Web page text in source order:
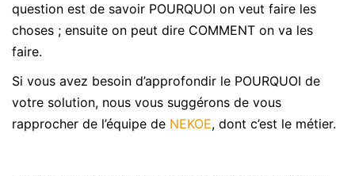
question est de savoir POURQUOI on veut faire les
choses ; ensuite on peut dire COMMENT on va les
faire.
Si vous avez besoin d’approfondir le POURQUOI de
votre solution, nous vous suggérons de vous
rapprocher de l’équipe de NEKOE, dont c’est le métier.